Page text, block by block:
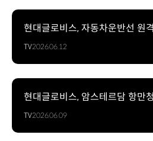
현대글로비스, 자동차운반선 원
TV2026.06.12
현대글로비스, 암스테르담 항만
TV2026.06.09